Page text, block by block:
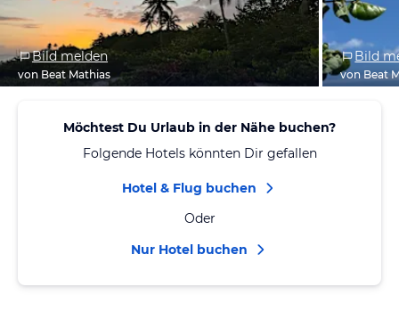
Bild melden
von Beat Mathias
Bild
von Beat
Möchtest Du Urlaub in der Nähe buchen?
Folgende Hotels könnten Dir gefallen
Hotel & Flug buchen
Oder
Nur Hotel buchen